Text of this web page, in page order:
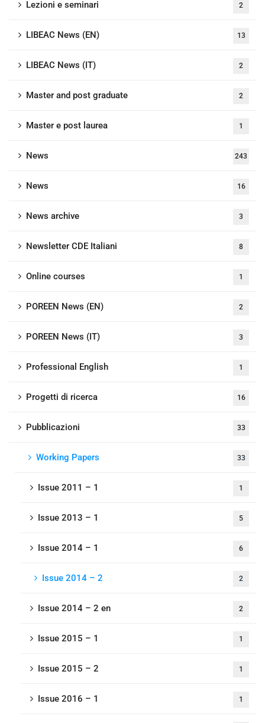
Lezioni e seminari 2
LIBEAC News (EN) 13
LIBEAC News (IT) 2
Master and post graduate 2
Master e post laurea 1
News 243
News 16
News archive 3
Newsletter CDE Italiani 8
Online courses 1
POREEN News (EN) 2
POREEN News (IT) 3
Professional English 1
Progetti di ricerca 16
Pubblicazioni 33
Working Papers 33
Issue 2011 – 1 1
Issue 2013 – 1 5
Issue 2014 – 1 6
Issue 2014 – 2 2
Issue 2014 – 2 en 2
Issue 2015 – 1 1
Issue 2015 – 2 1
Issue 2016 – 1 1